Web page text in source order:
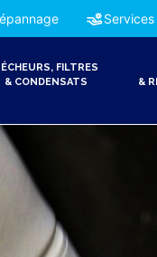
Services
FILTRES
& CONDENSATS
&